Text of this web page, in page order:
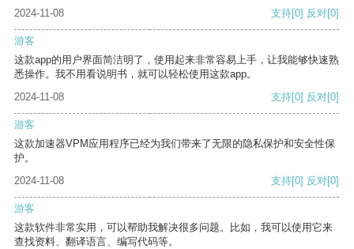
2024-11-08
支持[0] 反对[0]
游客
这款app的用户界面简洁明了，使用起来非常容易上手，让我能够快速熟
悉操作。我不用看说明书，就可以轻松使用这款app。
2024-11-08
支持[0] 反对[0]
游客
这款加速器VPM应用程序已经为我们带来了无限的隐私保护和安全性保
护。
2024-11-08
支持[0] 反对[0]
游客
这款软件非常实用，可以帮助我解决很多问题。比如，我可以使用它来
查找资料、翻译语言、编写代码等。